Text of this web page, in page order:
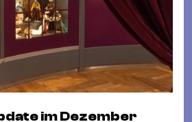
im Dezember